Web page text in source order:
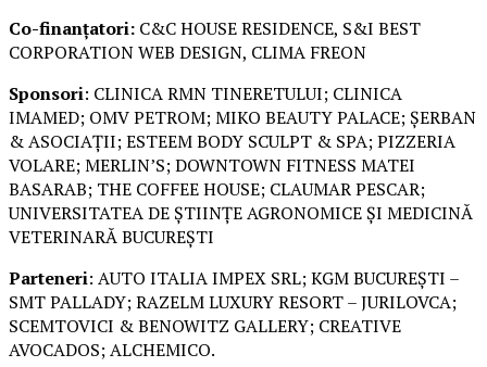
Co-finanțatori: C&C HOUSE RESIDENCE, S&I BEST
CORPORATION WEB DESIGN, CLIMA FREON
Sponsori: CLINICA RMN TINERETULUI; CLINICA
IMAMED; OMV PETROM; MIKO BEAUTY PALACE; ȘERBAN
& ASOCIAȚII; ESTEEM BODY SCULPT & SPA; PIZZERIA
VOLARE; MERLIN’S; DOWNTOWN FITNESS MATEI
BASARAB; THE COFFEE HOUSE; CLAUMAR PESCAR;
UNIVERSITATEA DE ȘTIINȚE AGRONOMICE ȘI MEDICINĂ
VETERINARĂ BUCUREȘTI
Parteneri: AUTO ITALIA IMPEX SRL; KGM BUCUREȘTI –
SMT PALLADY; RAZELM LUXURY RESORT – JURILOVCA;
SCEMTOVICI & BENOWITZ GALLERY; CREATIVE
AVOCADOS; ALCHEMICO.